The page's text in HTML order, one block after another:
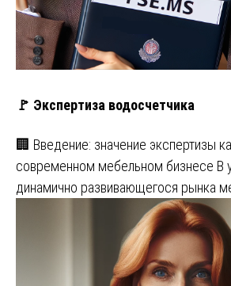
🚩 Экспертиза водосчетчика
🏢 Введение: значение экспертизы
современном мебельном бизнесе В
динамично развивающегося рынка